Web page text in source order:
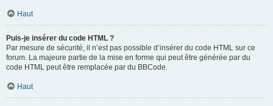
Haut
Puis-je insérer du code HTML ?
Par mesure de sécurité, il n’est pas possible d’insérer du code HTML sur ce
forum. La majeure partie de la mise en forme qui peut être générée par du
code HTML peut être remplacée par du BBCode.
Haut